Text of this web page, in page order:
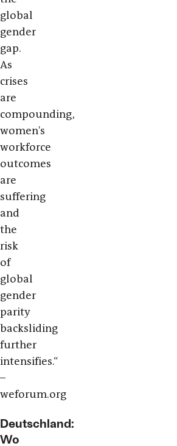
global
gender
gap.
As
crises
are
compounding,
women's
workforce
outcomes
are
suffering
and
the
risk
of
global
gender
parity
backsliding
further
intensifies.“
–
weforum.org
Deutschland:
Wo